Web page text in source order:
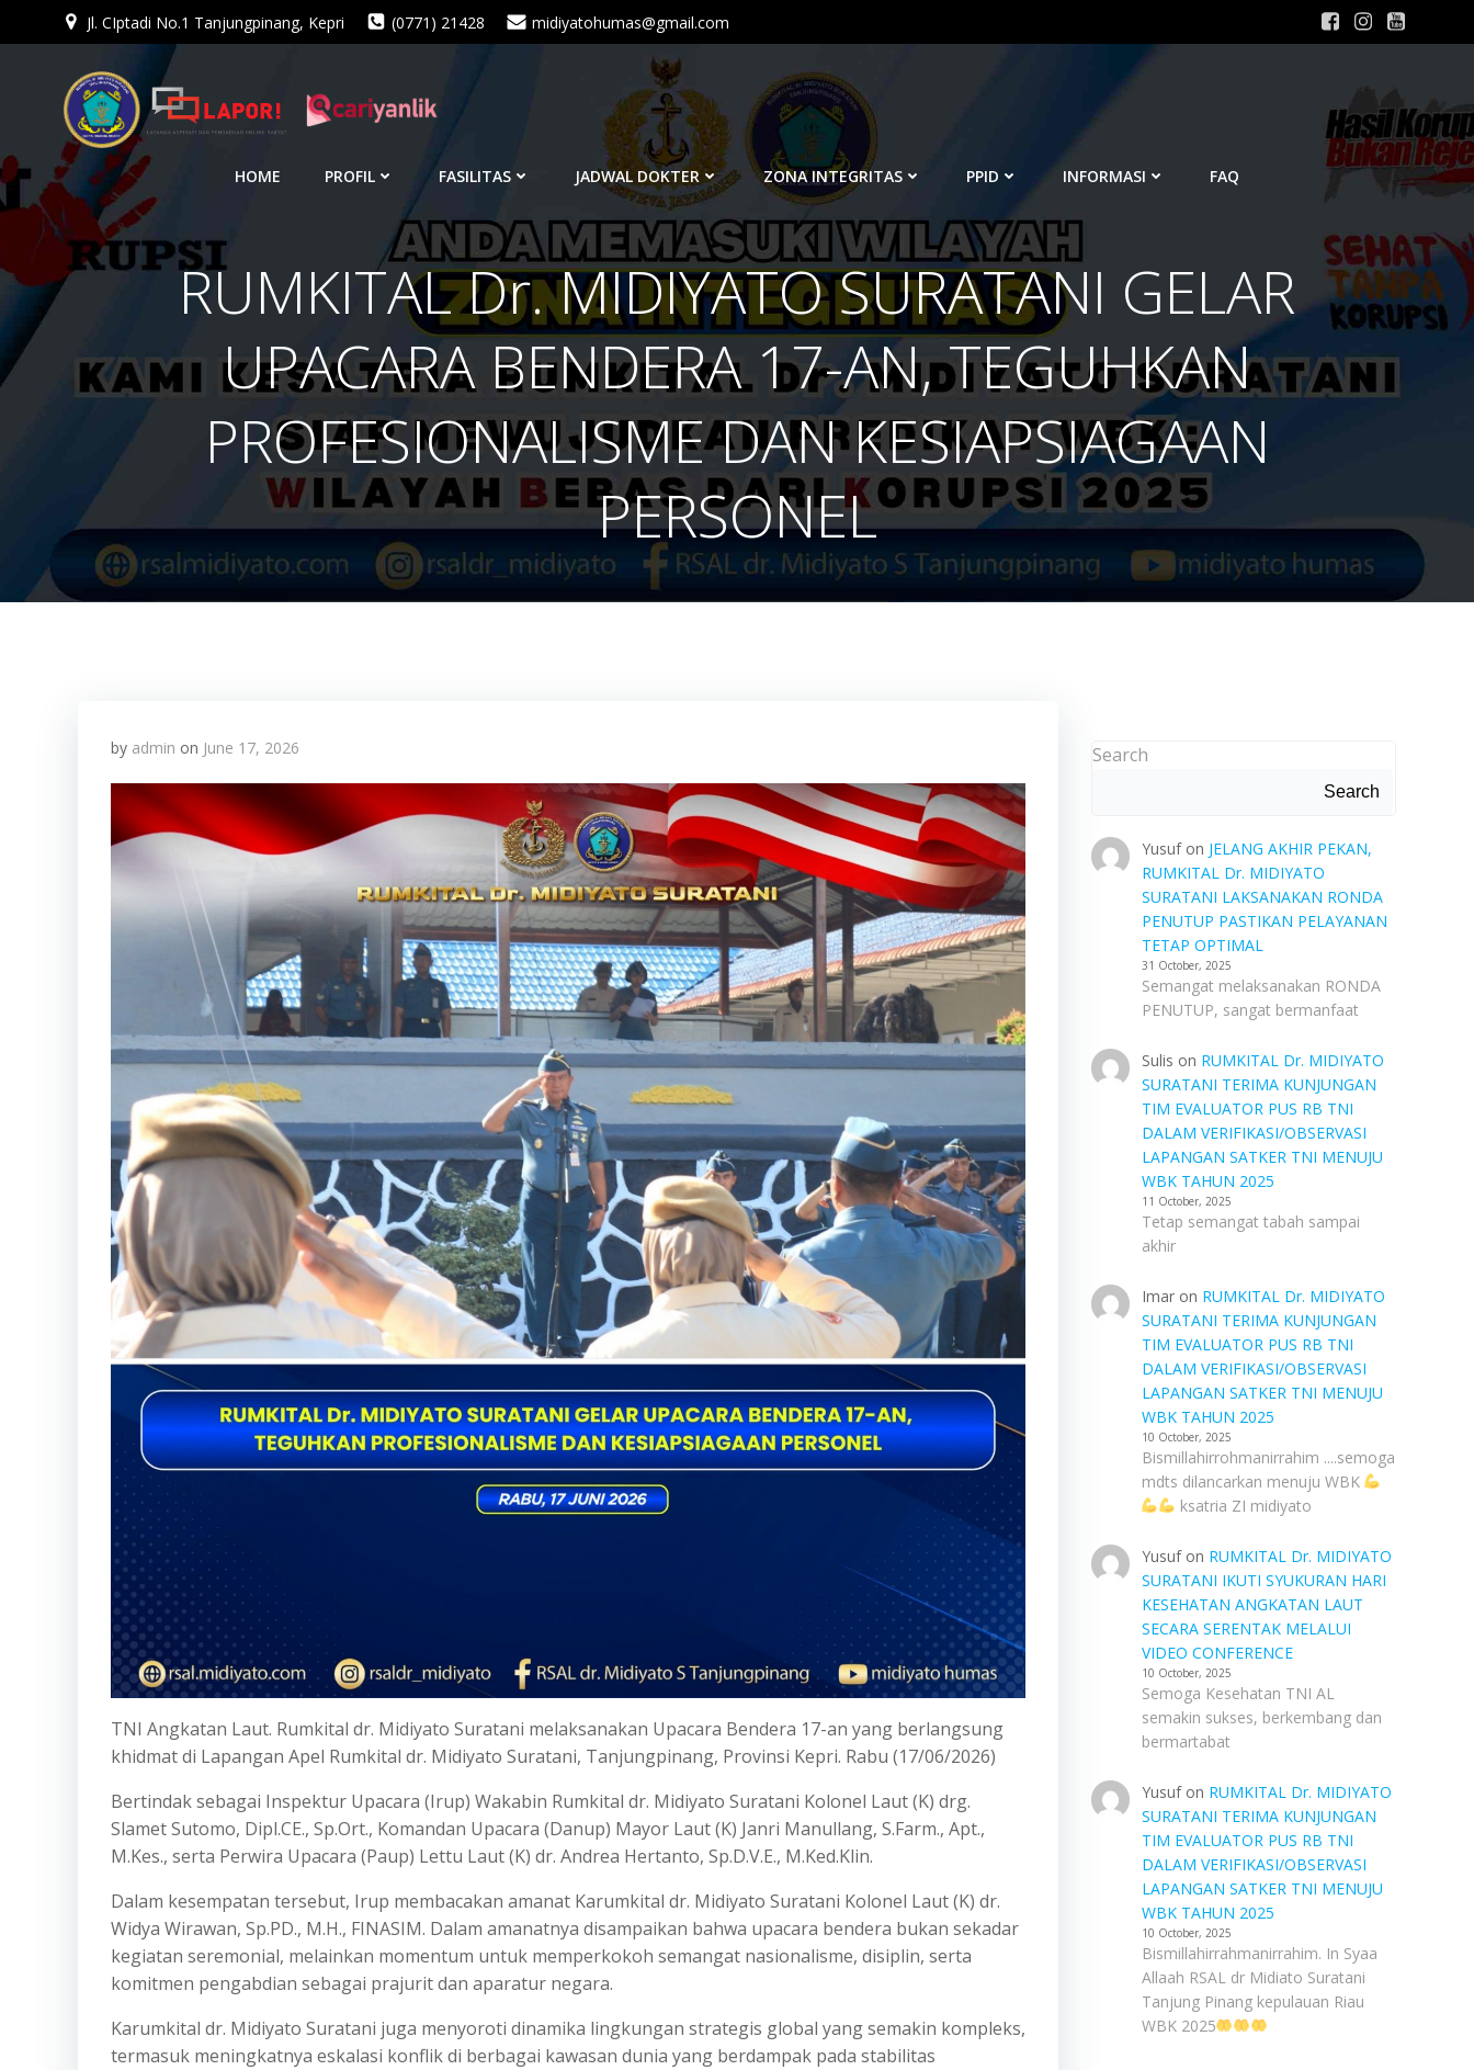
Jl. CIptadi No.1 Tanjungpinang, Kepri (0771) 21428 midiyatohumas@gmail.com
HOME PROFIL FASILITAS JADWAL DOKTER ZONA INTEGRITAS PPID INFORMASI FAQ
RUMKITAL Dr. MIDIYATO SURATANI GELAR
UPACARA BENDERA 17-AN, TEGUHKAN
PROFESIONALISME DAN KESIAPSIAGAAN
PERSONEL
by admin on June 17, 2026
TNI Angkatan Laut. Rumkital dr. Midiyato Suratani melaksanakan Upacara Bendera 17-an yang berlangsung
khidmat di Lapangan Apel Rumkital dr. Midiyato Suratani, Tanjungpinang, Provinsi Kepri. Rabu (17/06/2026)
Bertindak sebagai Inspektur Upacara (Irup) Wakabin Rumkital dr. Midiyato Suratani Kolonel Laut (K) drg.
Slamet Sutomo, Dipl.CE., Sp.Ort., Komandan Upacara (Danup) Mayor Laut (K) Janri Manullang, S.Farm., Apt.,
M.Kes., serta Perwira Upacara (Paup) Lettu Laut (K) dr. Andrea Hertanto, Sp.D.V.E., M.Ked.Klin.
Dalam kesempatan tersebut, Irup membacakan amanat Karumkital dr. Midiyato Suratani Kolonel Laut (K) dr.
Widya Wirawan, Sp.PD., M.H., FINASIM. Dalam amanatnya disampaikan bahwa upacara bendera bukan sekadar
kegiatan seremonial, melainkan momentum untuk memperkokoh semangat nasionalisme, disiplin, serta
komitmen pengabdian sebagai prajurit dan aparatur negara.
Karumkital dr. Midiyato Suratani juga menyoroti dinamika lingkungan strategis global yang semakin kompleks,
termasuk meningkatnya eskalasi konflik di berbagai kawasan dunia yang berdampak pada stabilitas
Search
Search
Yusufon JELANG AKHIR PEKAN,
RUMKITAL Dr. MIDIYATO
SURATANI LAKSANAKAN RONDA
PENUTUP PASTIKAN PELAYANAN
TETAP OPTIMAL
31 October, 2025
Semangat melaksanakan RONDA
PENUTUP, sangat bermanfaat
Sulis on RUMKITAL Dr. MIDIYATO
SURATANI TERIMA KUNJUNGAN
TIM EVALUATOR PUS RB TNI
DALAM VERIFIKASI/OBSERVASI
LAPANGAN SATKER TNI MENUJU
WBK TAHUN 2025
11 October, 2025
Tetap semangat tabah sampai
akhir
Imaron RUMKITAL Dr. MIDIYATO
SURATANI TERIMA KUNJUNGAN
TIM EVALUATOR PUS RB TNI
DALAM VERIFIKASI/OBSERVASI
LAPANGAN SATKER TNI MENUJU
WBK TAHUN 2025
10 October, 2025
Bismillahirrohmanirrahim ....semoga
mdts dilancarkan menuju WBK
ksatria ZI midiyato
Yusufon RUMKITAL Dr. MIDIYATO
SURATANI IKUTI SYUKURAN HARI
KESEHATAN ANGKATAN LAUT
SECARA SERENTAK MELALUI
VIDEO CONFERENCE
10 October, 2025
Semoga Kesehatan TNI AL
semakin sukses, berkembang dan
bermartabat
Yusufon RUMKITAL Dr. MIDIYATO
SURATANI TERIMA KUNJUNGAN
TIM EVALUATOR PUS RB TNI
DALAM VERIFIKASI/OBSERVASI
LAPANGAN SATKER TNI MENUJU
WBK TAHUN 2025
10 October, 2025
Bismillahirrahmanirrahim. In Syaa
Allaah RSAL dr Midiato Suratani
Tanjung Pinang kepulauan Riau
WBK 2025